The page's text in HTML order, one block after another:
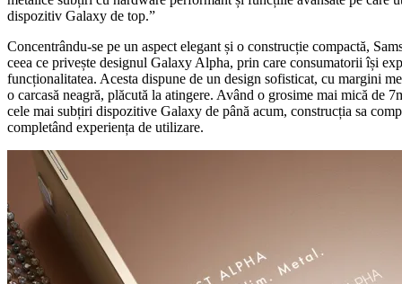
dispozitiv Galaxy de top.”
Concentrându-se pe un aspect elegant și o construcție compactă,
ceea ce privește designul Galaxy Alpha, prin care consumatorii își
funcționalitatea. Acesta dispune de un design sofisticat, cu margini
o carcasă neagră, plăcută la atingere. Având o grosime mai mică de
cele mai subțiri dispozitive Galaxy de până acum, construcția sa
completând experiența de utilizare.